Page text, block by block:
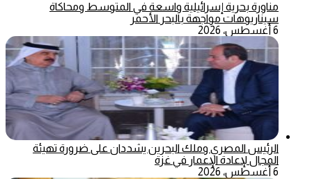
مناورة بحرية إسرائيلية واسعة في المتوسط ومحاكاة
سيناريوهات مواجهة بالبحر الأحمر
6 أغسطس، 2026
الرئيس المصري وملك البحرين يشددان على ضرورة تهيئة
المجال لإعادة الإعمار في غزة
6 أغسطس، 2026